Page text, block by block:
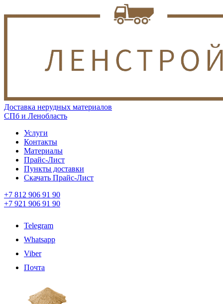
Доставка нерудных материалов
СПб и Ленобласть
Услуги
Контакты
Материалы
Прайс-Лист
Пункты доставки
Скачать Прайс-Лист
+7 812 906 91 90
+7 921 906 91 90
Telegram
Whatsapp
Viber
Почта